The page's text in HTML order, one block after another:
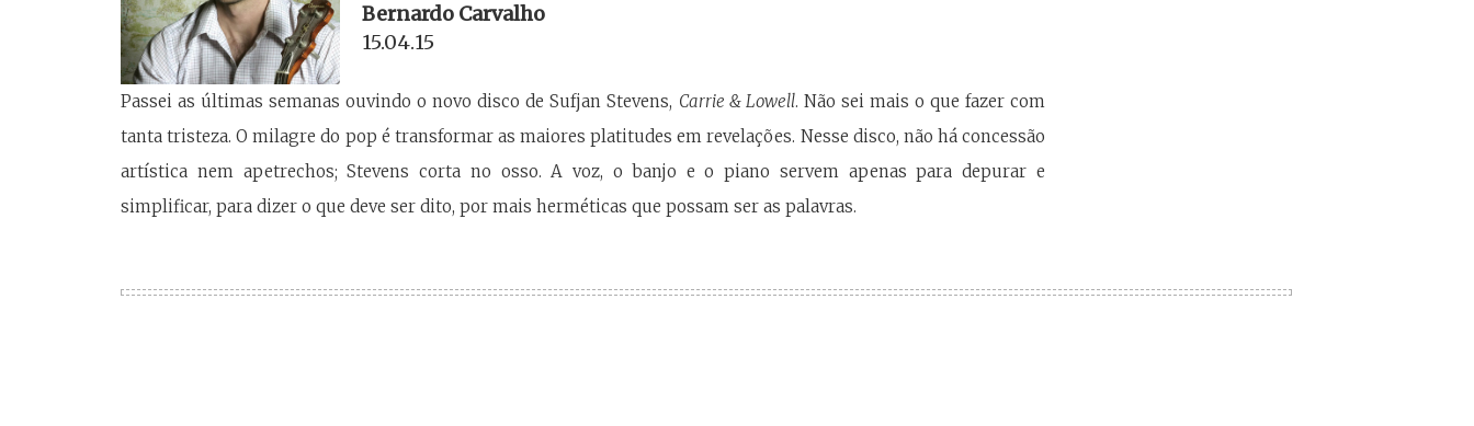
Bernardo Carvalho
15.04.15
Passei as últimas semanas ouvindo o novo disco de Sufjan Stevens, Carrie & Lowell. Não sei mais o que fazer com
tanta tristeza. O milagre do pop é transformar as maiores platitudes em revelações. Nesse disco, não há concessão
artística nem apetrechos; Stevens corta no osso. A voz, o banjo e o piano servem apenas para depurar e
simplificar, para dizer o que deve ser dito, por mais herméticas que possam ser as palavras.